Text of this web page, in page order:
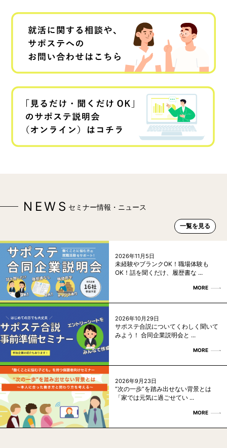
NEWS セミナー情報・ニュース
一覧を見る
2026年11月5日
未経験やブランクOK！職場体験も
OK！話を聞くだけ、履歴書な ...
MORE
2026年10月29日
サポステ合説についてくわしく聞いて
みよう！ 合同企業説明会と ...
MORE
2026年9月23日
“次の一歩”を踏み出せない背景とは
「家では元気に過ごせてい ...
MORE